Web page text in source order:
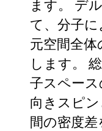
ます。 デ
て、分子
元空間全
します。
子スペー
向きスピ
間の密度差